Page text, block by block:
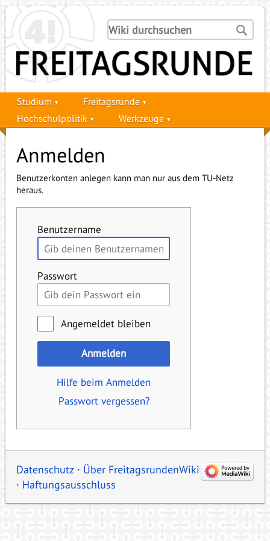
Studium
Freitagsrunde
Hochschulpolitik
Werkzeuge
Anmelden
Benutzerkonten anlegen kann man nur aus dem TU-Netz
heraus.
Benutzername
Passwort
Angemeldet bleiben
Anmelden
Hilfe beim Anmelden
Passwort vergessen?
Datenschutz
Über FreitagsrundenWiki
Haftungsausschluss